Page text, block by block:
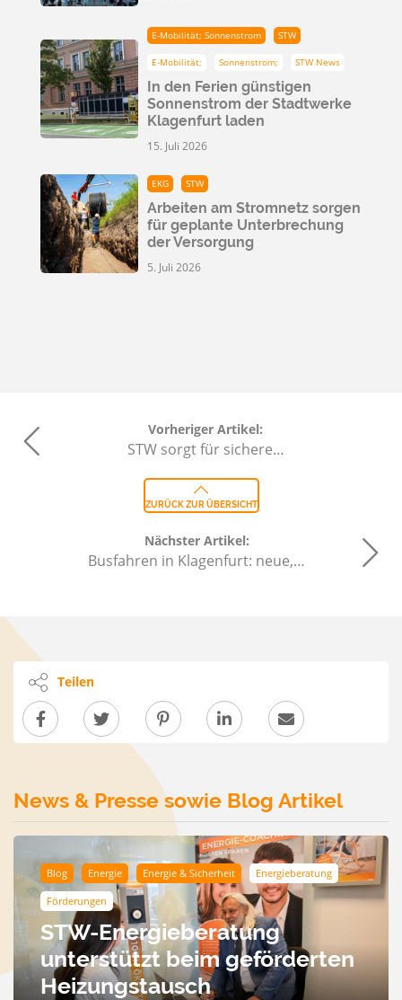
E-Mobilität; Sonnenstrom STW
E-Mobilität; Sonnenstrom; STW News
In den Ferien günstigen
Sonnenstrom der Stadtwerke
Klagenfurt laden
15. Juli 2026
EKG STW
Arbeiten am Stromnetz sorgen
für geplante Unterbrechung
der Versorgung
5. Juli 2026
Vorheriger Artikel:
STW sorgt für sichere…
ZURÜCK ZUR ÜBERSICHT
Nächster Artikel:
Busfahren in Klagenfurt: neue,…
Teilen
News & Presse sowie Blog Artikel
Blog Energie Energie & Sicherheit Energieberatung
Förderungen
STW-Energieberatung
unterstützt beim geförderten
Heizungstausch